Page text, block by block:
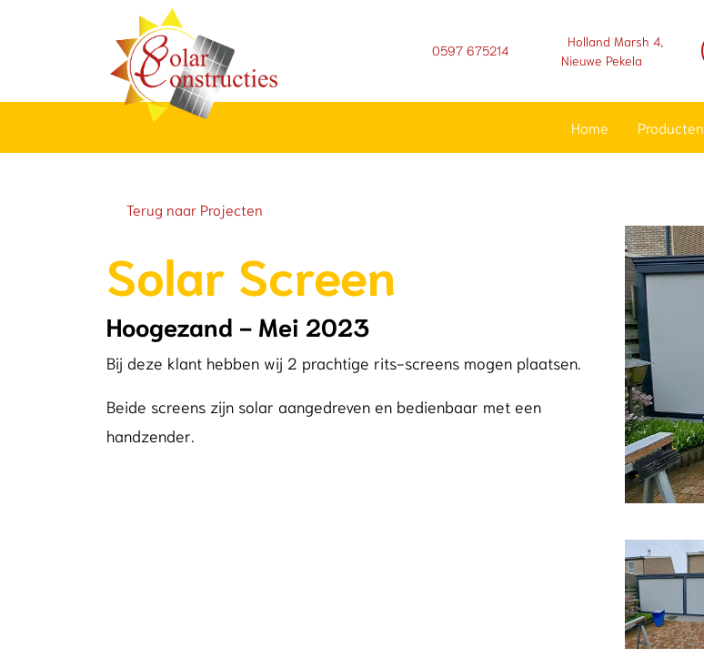
0597 675214
Holland Marsh 4,
Nieuwe Pekela
Home Producten
Terug naar Projecten
Solar Screen
Hoogezand - Mei 2023
Bij deze klant hebben wij 2 prachtige rits-screens mogen plaatsen.
Beide screens zijn solar aangedreven en bedienbaar met een
handzender.
overslaan